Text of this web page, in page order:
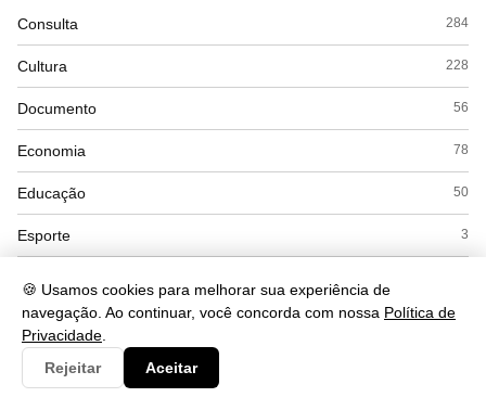
🍪 Usamos cookies para melhorar sua experiência de
navegação. Ao continuar, você concorda com nossa Política de
Privacidade
Rejeitar
Aceitar
Consulta 284
Cultura 228
Documento 56
Economia 78
Educação 50
Esporte 3
Governo 31
Interpretacao